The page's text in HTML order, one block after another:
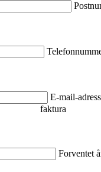
E-mail-
faktura
Forventet